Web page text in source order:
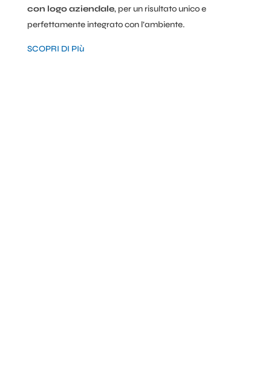
con logo aziendale, per un risultato unico e
perfettamente integrato con l’ambiente.
SCOPRI DI PIù